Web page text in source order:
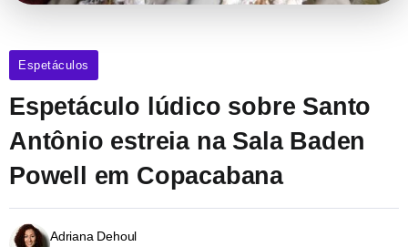
Espetáculos
Espetáculo lúdico sobre Santo
Antônio estreia na Sala Baden
Powell em Copacabana
Adriana Dehoul